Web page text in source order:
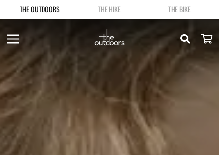
THE OUTDOORS THE HIKE THE BIKE